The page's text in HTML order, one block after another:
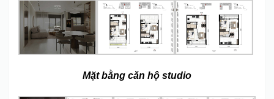
Mặt bằng căn hộ studio